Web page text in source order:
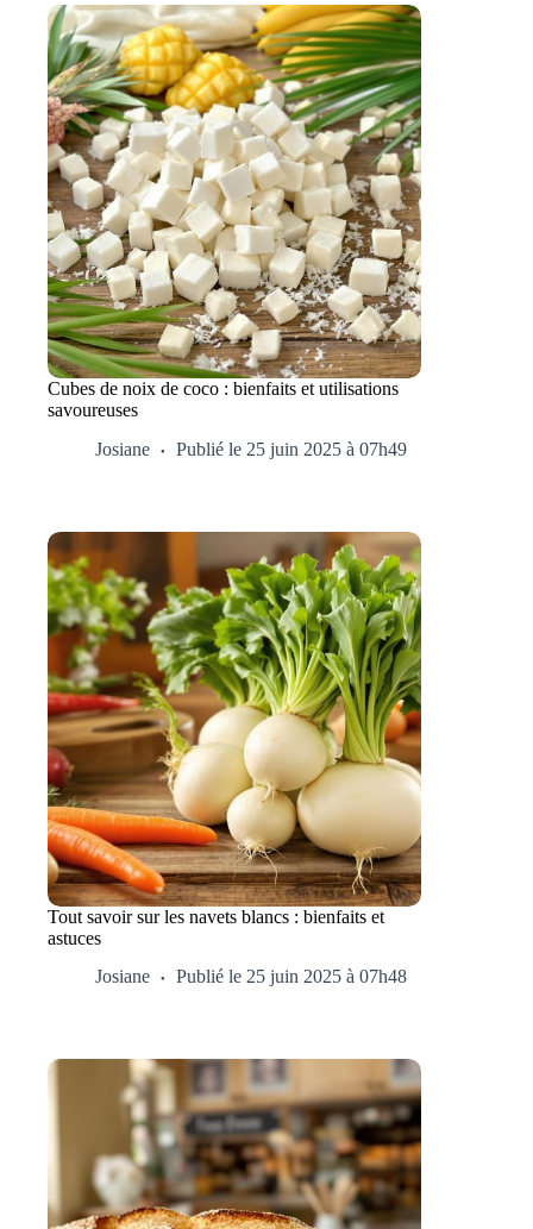
Cubes de noix de coco : bienfaits et utilisations
savoureuses
Josiane
Publié le 25 juin 2025 à 07h49
Tout savoir sur les navets blancs : bienfaits et
astuces
Josiane
Publié le 25 juin 2025 à 07h48